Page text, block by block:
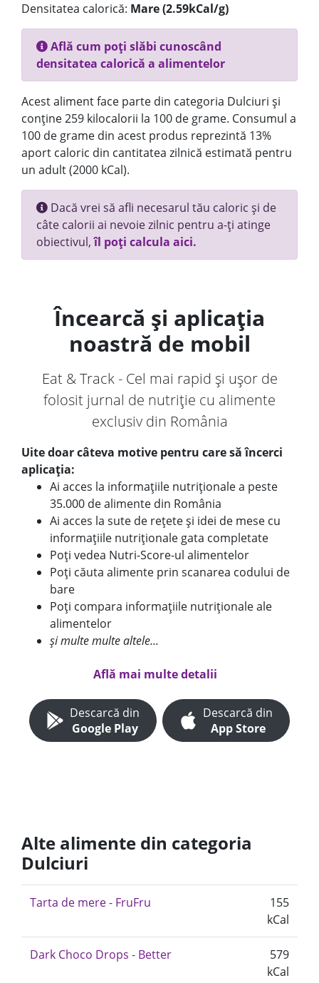
Densitatea calorică: Mare (2.59kCal/g)
Află cum poți slăbi cunoscând
densitatea calorică a alimentelor
Acest aliment face parte din categoria Dulciuri și
conține 259 kilocalorii la 100 de grame. Consumul a
100 de grame din acest produs reprezintă 13%
aport caloric din cantitatea zilnică estimată pentru
un adult (2000 kCal).
Dacă vrei să afli necesarul tău caloric și de
câte calorii ai nevoie zilnic pentru a-ți atinge
obiectivul,îl poți calcula aici.
Încearcă și aplicația
noastră de mobil
Eat & Track - Cel mai rapid și ușor de
folosit jurnal de nutriție cu alimente
exclusiv din România
Uite doar câteva motive pentru care să încerci
aplicația:
Ai acces la informațiile nutriționale a peste
35.000 de alimente din România
Ai acces la sute de rețete și idei de mese cu
informațiile nutriționale gata completate
Poți vedea Nutri-Score-ul alimentelor
Poți căuta alimente prin scanarea codului de
bare
Poți compara informațiile nutriționale ale
alimentelor
și multe multe altele...
Află mai multe detalii
Descarcă din
Google Play
Descarcă din
App Store
Alte alimente din categoria
Dulciuri
Tarta de mere - FruFru
155
kCal
Dark Choco Drops - Better
579
kCal